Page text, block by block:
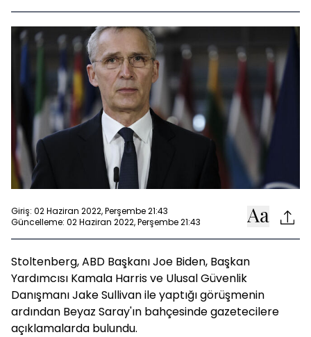
Giriş: 02 Haziran 2022, Perşembe 21:43
Güncelleme: 02 Haziran 2022, Perşembe 21:43
Stoltenberg, ABD Başkanı Joe Biden, Başkan
Yardımcısı Kamala Harris ve Ulusal Güvenlik
Danışmanı Jake Sullivan ile yaptığı görüşmenin
ardından Beyaz Saray'ın bahçesinde gazetecilere
açıklamalarda bulundu.